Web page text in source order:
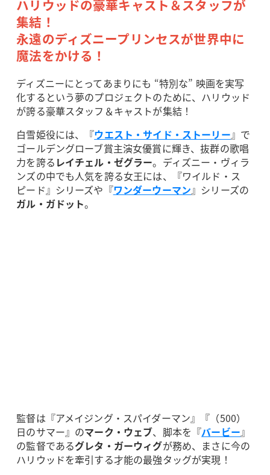
ハリウッドの豪華キャスト＆スタッフが
集結！
永遠のディズニープリンセスが世界中に
魔法をかける！
ディズニーにとってあまりにも “特別な” 映画を実写
化するという夢のプロジェクトのために、ハリウッド
が誇る豪華スタッフ＆キャストが集結！
白雪姫役には、『ウエスト・サイド・ストーリー』で
ゴールデングローブ賞主演女優賞に輝き、抜群の歌唱
力を誇る レイチェル・ゼグラー。ディズニー・ヴィラ
ンズの中でも人気を誇る女王には、『ワイルド・ス
ピード』シリーズや『ワンダーウーマン』シリーズの
ガル・ガドット。
監督は『アメイジング・スパイダーマン』『（500）
日のサマー』のマーク・ウェブ、脚本を『バービー』
の監督であるグレタ・ガーウィグが務め、まさに今の
ハリウッドを牽引する才能の最強タッグが実現！